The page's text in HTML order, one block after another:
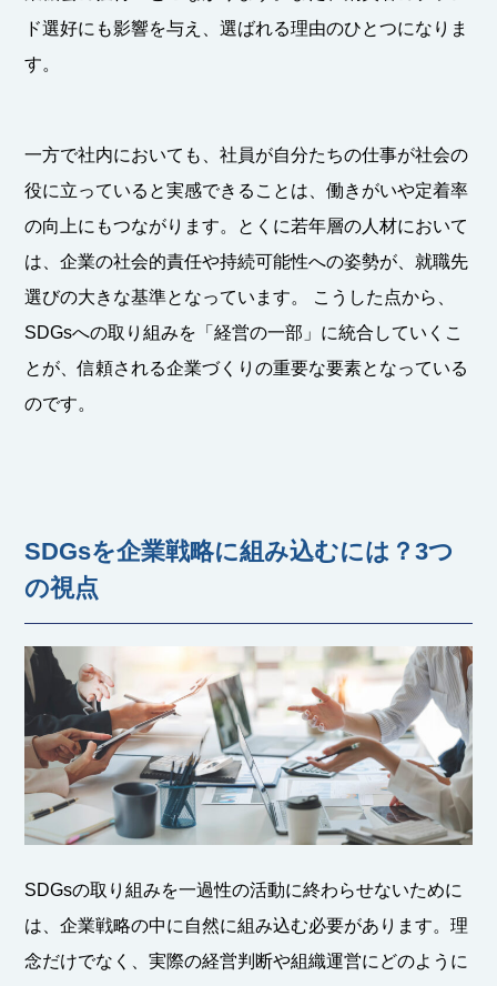
ド選好にも影響を与え、選ばれる理由のひとつになりま
す。
一方で社内においても、社員が自分たちの仕事が社会の
役に立っていると実感できることは、働きがいや定着率
の向上にもつながります。とくに若年層の人材において
は、企業の社会的責任や持続可能性への姿勢が、就職先
選びの大きな基準となっています。 こうした点から、
SDGsへの取り組みを「経営の一部」に統合していくこ
とが、信頼される企業づくりの重要な要素となっている
のです。
SDGsを企業戦略に組み込むには？3つ
の視点
SDGsの取り組みを一過性の活動に終わらせないために
は、企業戦略の中に自然に組み込む必要があります。理
念だけでなく、実際の経営判断や組織運営にどのように